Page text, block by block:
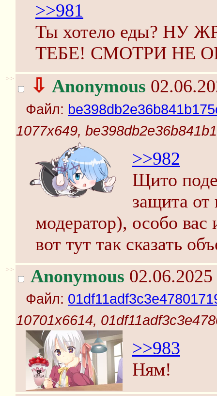
>>981
Ты хотело еды? НУ
ТЕБЕ! СМОТРИ НЕ
>> ⇩ Anonymous
Файл:
1077x649,
>>982
Щито
защита от
модератор), особо
вот тут так сказать
>> Anonymous
Файл:
10701x6614,
>>983
Ням!